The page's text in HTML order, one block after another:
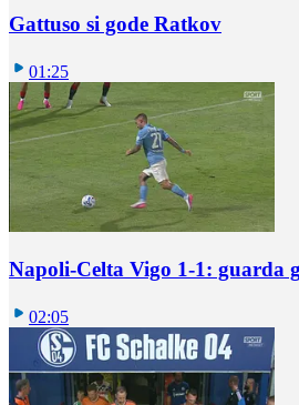
Gattuso si gode Ratkov
01:25
Napoli-Celta Vigo 1-1: guarda
02:05